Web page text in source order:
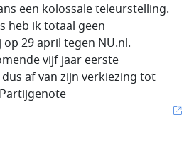
een kolossale teleurstelling.
heb ik totaal geen
op 29 april tegen NU.nl.
vijf jaar eerste
af van zijn verkiezing tot